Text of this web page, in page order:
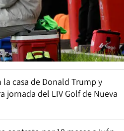
casa de Donald Trump y
jornada del LIV Golf de Nueva